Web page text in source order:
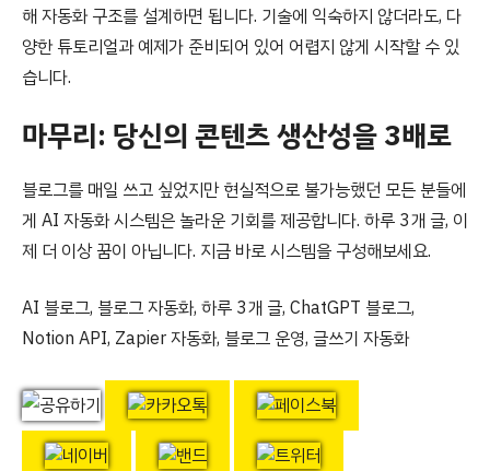
해 자동화 구조를 설계하면 됩니다. 기술에 익숙하지 않더라도, 다
양한 튜토리얼과 예제가 준비되어 있어 어렵지 않게 시작할 수 있
습니다.
마무리: 당신의 콘텐츠 생산성을 3배로
블로그를 매일 쓰고 싶었지만 현실적으로 불가능했던 모든 분들에
게 AI 자동화 시스템은 놀라운 기회를 제공합니다. 하루 3개 글, 이
제 더 이상 꿈이 아닙니다. 지금 바로 시스템을 구성해보세요.
AI 블로그, 블로그 자동화, 하루 3개 글, ChatGPT 블로그,
Notion API, Zapier 자동화, 블로그 운영, 글쓰기 자동화